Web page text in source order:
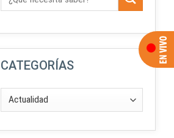
CATEGORÍAS